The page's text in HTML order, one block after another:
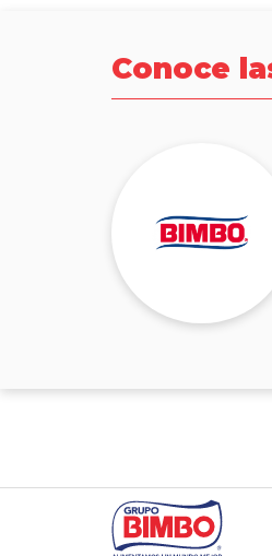
Conoce